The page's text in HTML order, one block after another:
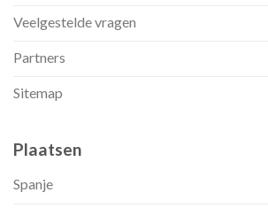
Veelgestelde vragen
Partners
Sitemap
Plaatsen
Spanje